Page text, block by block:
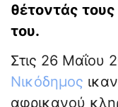
θέτοντάς
του.
Στις 26 Μαΐου
Νικόδημος
αφρικανού